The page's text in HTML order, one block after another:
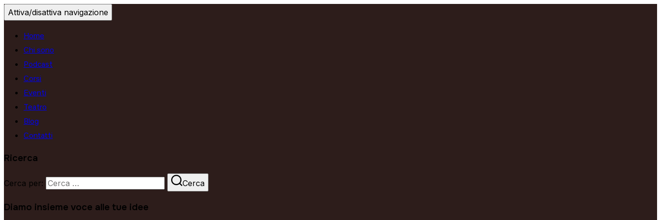
Attiva/disattiva navigazione
Home
Chi sono
Podcast
Corsi
Eventi
Teatro
Blog
Contatti
Ricerca
Cerca per: Cerca
Diamo insieme voce alle tue idee